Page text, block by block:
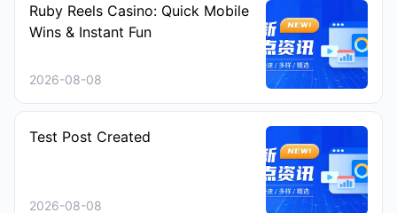
Ruby Reels Casino: Quick Mobile
Wins & Instant Fun
2026-08-08
Test Post Created
2026-08-08